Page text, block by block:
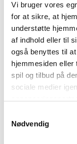
Vi bruger vores
for at sikre, at
understøtte
af indhold eller til
også benyttes til
hjemmesiden
spil og tilbud på
sociale medier
Du kan læse mere
"Detaljer" eller
Nødvendig